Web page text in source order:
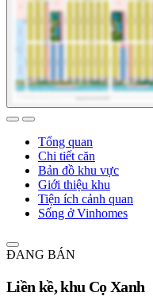
Tổng quan
Chi tiết căn
Bản đồ khu vực
Giới thiệu khu
Tiện ích cảnh quan
Sống ở Vinhomes
ĐANG BÁN
Liền kề, khu Cọ Xanh